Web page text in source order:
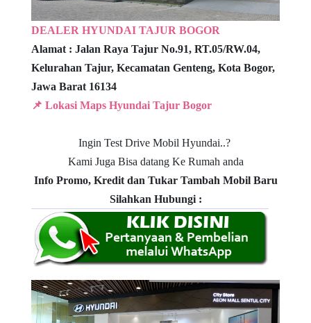
DEALER HYUNDAI TAJUR BOGOR
Alamat : Jalan Raya Tajur No.91, RT.05/RW.04,
Kelurahan Tajur, Kecamatan Genteng, Kota Bogor,
Jawa Barat 16134
📌 Lokasi Maps Hyundai Tajur Bogor
Ingin Test Drive Mobil Hyundai..?
Kami Juga Bisa datang Ke Rumah anda
Info Promo, Kredit dan Tukar Tambah Mobil Baru
Silahkan Hubungi :